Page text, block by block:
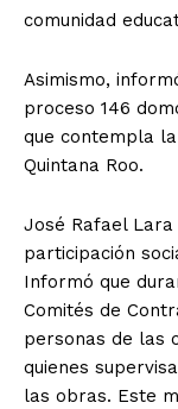
comunidad
Asimismo,
proceso 146
que contempla la
Quintana Roo.
José Rafael
participación
Informó que
Comités de
personas de las
quienes
las obras. Este